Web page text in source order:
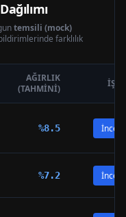
temsili (mock)
farklılık
AĞIRLIK
(TAHMINI)
%8.5 İncele
%7.2 İncele